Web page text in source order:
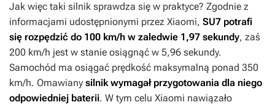
Jak więc taki silnik sprawdza się w praktyce? Zgodnie z
informacjami udostępnionymi przez Xiaomi, SU7 potrafi
się rozpędzić do 100 km/h w zaledwie 1,97 sekundy, zaś
200 km/h jest w stanie osiągnąć w 5,96 sekundy.
Samochód ma osiągać prędkość maksymalną ponad 350
km/h. Omawiany silnik wymagał przygotowania dla niego
odpowiedniej baterii. W tym celu Xiaomi nawiązało